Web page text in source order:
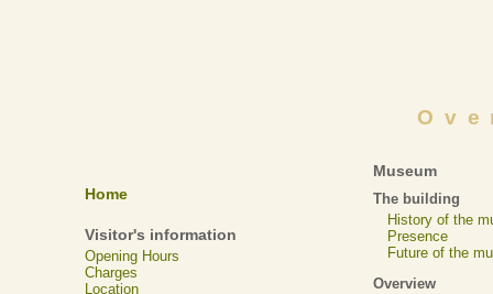
Home
Visitor's information
Opening Hours
Charges
Location
Museum
The building
History of the
Presence
Future of the
Overview